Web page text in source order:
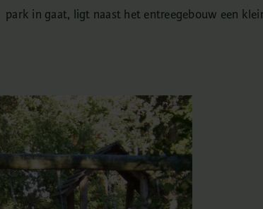
park in gaat, ligt naast het entreegebouw een